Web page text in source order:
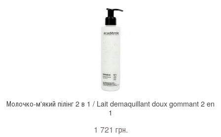
Молочко-м'який пілінг 2 в 1 / Lait demaquillant doux gommant 2 en
1
1 721 грн.